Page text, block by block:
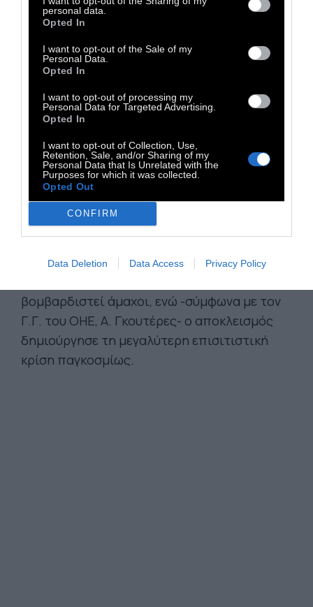
personal data.
Opted In
I want to opt-out of the Sale of my
Personal Data.
Opted In
I want to opt-out of processing my
Personal Data for Targeted Advertising.
Opted In
I want to opt-out of Collection, Use,
Retention, Sale, and/or Sharing of my
Personal Data that Is Unrelated with the
Purposes for which it was collected.
Opted Out
CONFIRM
Data Deletion Data Access Privacy Policy
Νομικές ευθύνες Γαλλίας.
Γαλλία καταστρατήγησε την κοινή
θέση της ΕΕ για τις εξαγωγές όπλων του
το Εμπόριο Όπλων (ΟΗΕ). Το περιοριστικό
πλαίσιο που διαμορφώνουν αυτά τα
δύο κείμενα, απαγορεύει τη μεταφορά
στρατιωτικού εξοπλισμού σε πολλές
περιπτώσεις, ιδίως όταν υπάρχουν κίνδυνοι
σοβαρών παραβιάσεων Διεθνούς Δικαίου,
ανθρωπίνων δικαιωμάτων και κίνδυνοι
αποσταθεροποίησης. Στην Υεμένη, έχει γίνει
χρήση απαγορευμένων όπλων, όπως
βομβαρδιστεί άμαχοι, ενώ -σύμφωνα με τον
Γ.Γ. του ΟΗΕ, Α. Γκουτέρες- ο αποκλεισμός
δημιούργησε τη μεγαλύτερη επισιτιστική
κρίση παγκοσμίως.